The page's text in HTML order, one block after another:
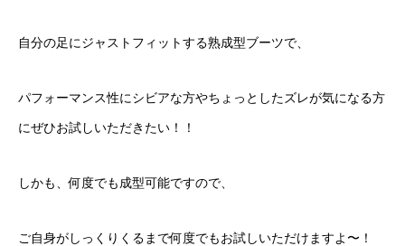
自分の足にジャストフィットする熟成型ブーツで、
パフォーマンス性にシビアな方やちょっとしたズレが気になる方
にぜひお試しいただきたい！！
しかも、何度でも成型可能ですので、
ご自身がしっくりくるまで何度でもお試しいただけますよ〜！